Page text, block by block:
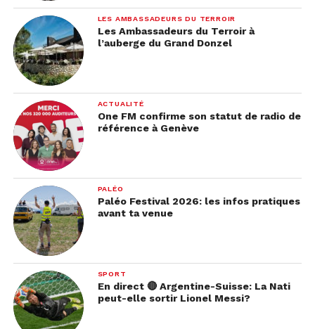
LES AMBASSADEURS DU TERROIR
Les Ambassadeurs du Terroir à
l’auberge du Grand Donzel
ACTUALITÉ
One FM confirme son statut de radio de
référence à Genève
PALÉO
Paléo Festival 2026: les infos pratiques
avant ta venue
SPORT
En direct 🔴 Argentine-Suisse: La Nati
peut-elle sortir Lionel Messi?